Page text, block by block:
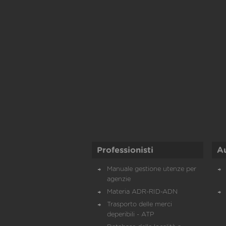
Professionisti
Manuale gestione utenze per
agenzie
Materia ADR-RID-ADN
Trasporto delle merci
deperibili - ATP